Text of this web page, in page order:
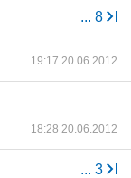
... 8
19:17 20.06.2012
18:28 20.06.2012
... 3